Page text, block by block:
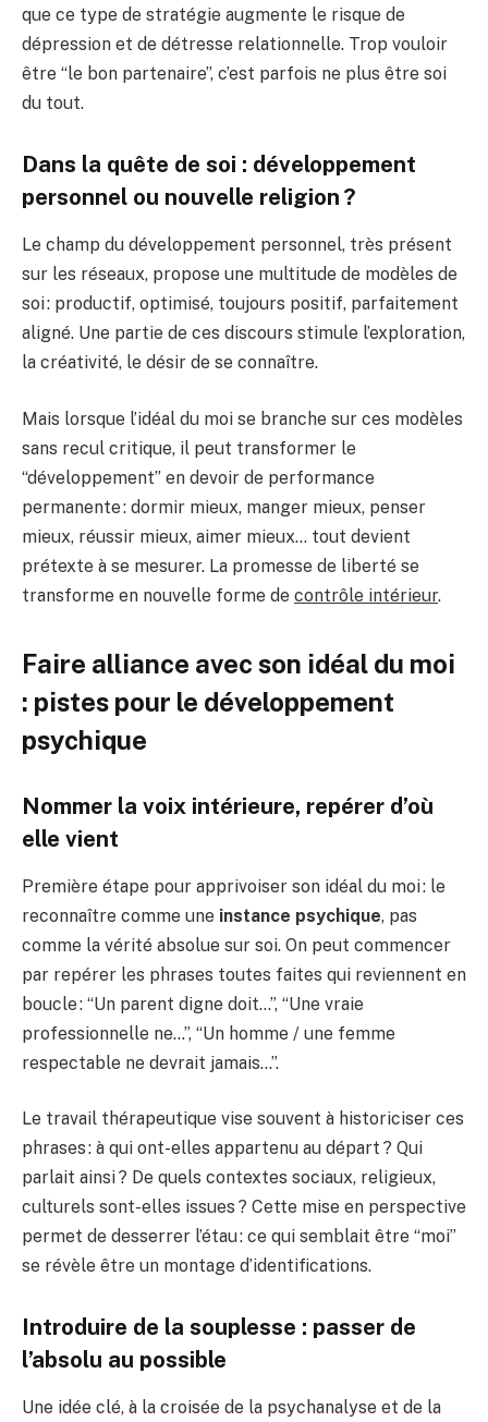
que ce type de stratégie augmente le risque de
dépression et de détresse relationnelle. Trop vouloir
être “le bon partenaire”, c’est parfois ne plus être soi
du tout.
Dans la quête de soi : développement
personnel ou nouvelle religion ?
Le champ du développement personnel, très présent
sur les réseaux, propose une multitude de modèles de
soi : productif, optimisé, toujours positif, parfaitement
aligné. Une partie de ces discours stimule l’exploration,
la créativité, le désir de se connaître.
Mais lorsque l’idéal du moi se branche sur ces modèles
sans recul critique, il peut transformer le
“développement” en devoir de performance
permanente : dormir mieux, manger mieux, penser
mieux, réussir mieux, aimer mieux… tout devient
prétexte à se mesurer. La promesse de liberté se
transforme en nouvelle forme de contrôle intérieur.
Faire alliance avec son idéal du moi
: pistes pour le développement
psychique
Nommer la voix intérieure, repérer d’où
elle vient
Première étape pour apprivoiser son idéal du moi : le
reconnaître comme une instance psychique, pas
comme la vérité absolue sur soi. On peut commencer
par repérer les phrases toutes faites qui reviennent en
boucle : “Un parent digne doit…”, “Une vraie
professionnelle ne…”, “Un homme / une femme
respectable ne devrait jamais…”.
Le travail thérapeutique vise souvent à historiciser ces
phrases : à qui ont-elles appartenu au départ ? Qui
parlait ainsi ? De quels contextes sociaux, religieux,
culturels sont-elles issues ? Cette mise en perspective
permet de desserrer l’étau : ce qui semblait être “moi”
se révèle être un montage d’identifications.
Introduire de la souplesse : passer de
l’absolu au possible
Une idée clé, à la croisée de la psychanalyse et de la